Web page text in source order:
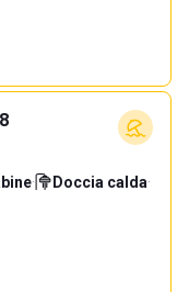
· Doccia calda·